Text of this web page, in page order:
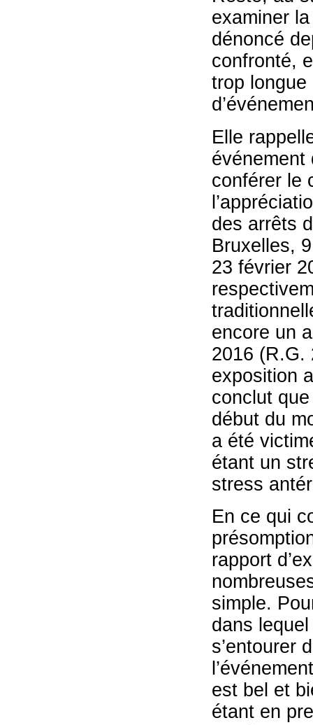
examiner
dénoncé
confronté,
trop longue
Elle
événement
conférer le
des arrêts
Bruxelles,
23 février
encore un
2016 (R.G.
exposition
conclut
début du
a été
étant un
stress
En ce qui
rapport
simple.
dans
s’entourer
est bel et
étant en